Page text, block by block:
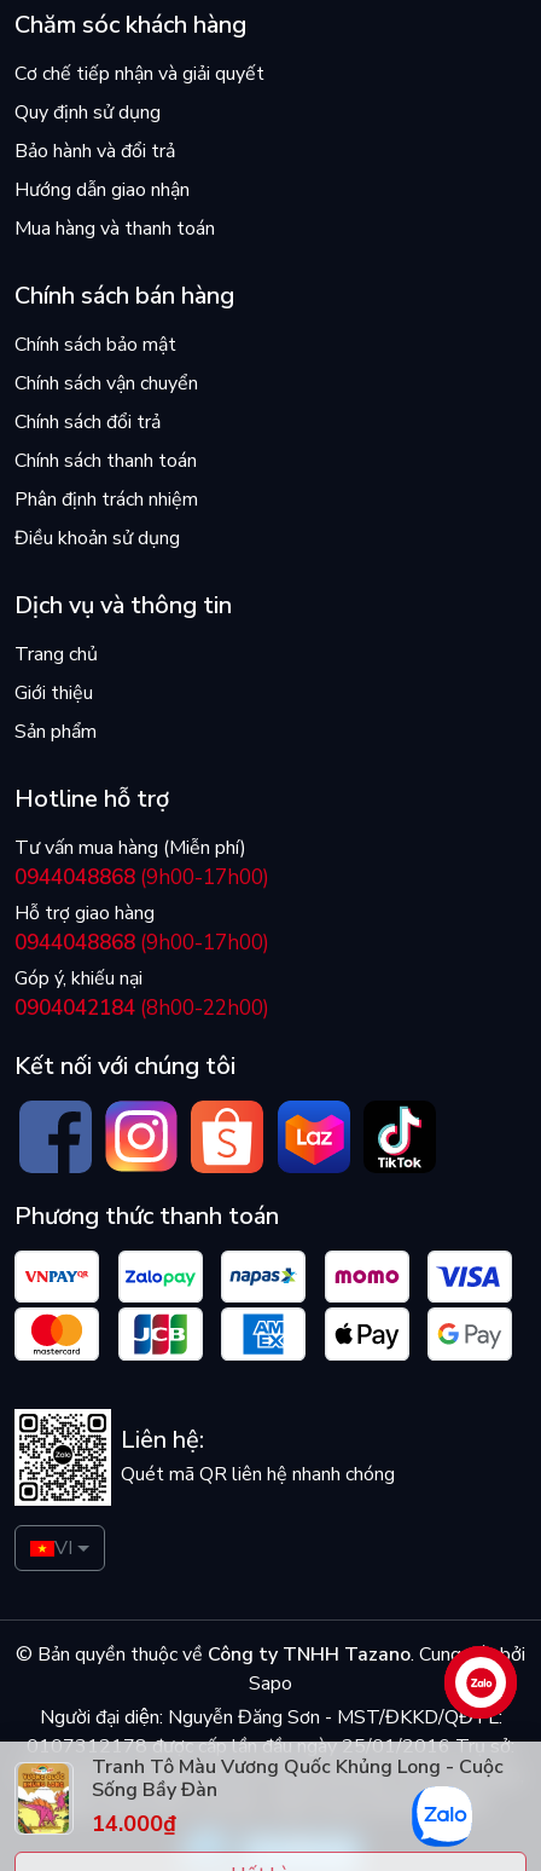
Tranh Tô Màu Vương Quốc Khủng Long - Cuộc
Sống Bầy Đàn
14.000₫
Chăm sóc khách hàng
Cơ chế tiếp nhận và giải quyết
Quy định sử dụng
Bảo hành và đổi trả
Hướng dẫn giao nhận
Mua hàng và thanh toán
Chính sách bán hàng
Chính sách bảo mật
Chính sách vận chuyển
Chính sách đổi trả
Chính sách thanh toán
Phân định trách nhiệm
Điều khoản sử dụng
Dịch vụ và thông tin
Trang chủ
Giới thiệu
Sản phẩm
Hotline hỗ trợ
Tư vấn mua hàng (Miễn phí)
0944048868 (9h00-17h00)
Hỗ trợ giao hàng
0944048868 (9h00-17h00)
Góp ý, khiếu nại
0904042184 (8h00-22h00)
Kết nối với chúng tôi
Phương thức thanh toán
Liên hệ:
Quét mã QR liên hệ nhanh chóng
VI
© Bản quyền thuộc về Công ty TNHH Tazano. Cung cấp bởi
Sapo
Người đại diện: Nguyễn Đăng Sơn - MST/ĐKKD/QĐTL:
0107312178 được cấp lần đầu ngày 25/01/2016 Trụ sở:
Số 5 ngõ Dã Tương, phố Dã Tượng, phường Trần Hưng Đạo,
quận Hoàn Kiếm, Hà Nội - Điện thoại: 0944048868
Liên hệ